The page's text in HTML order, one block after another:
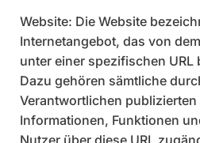
Website: Die Website
Internetangebot, das von
unter einer spezifischen URL
Dazu gehören sämtliche
Verantwortlichen publizierten
Informationen, Funktionen